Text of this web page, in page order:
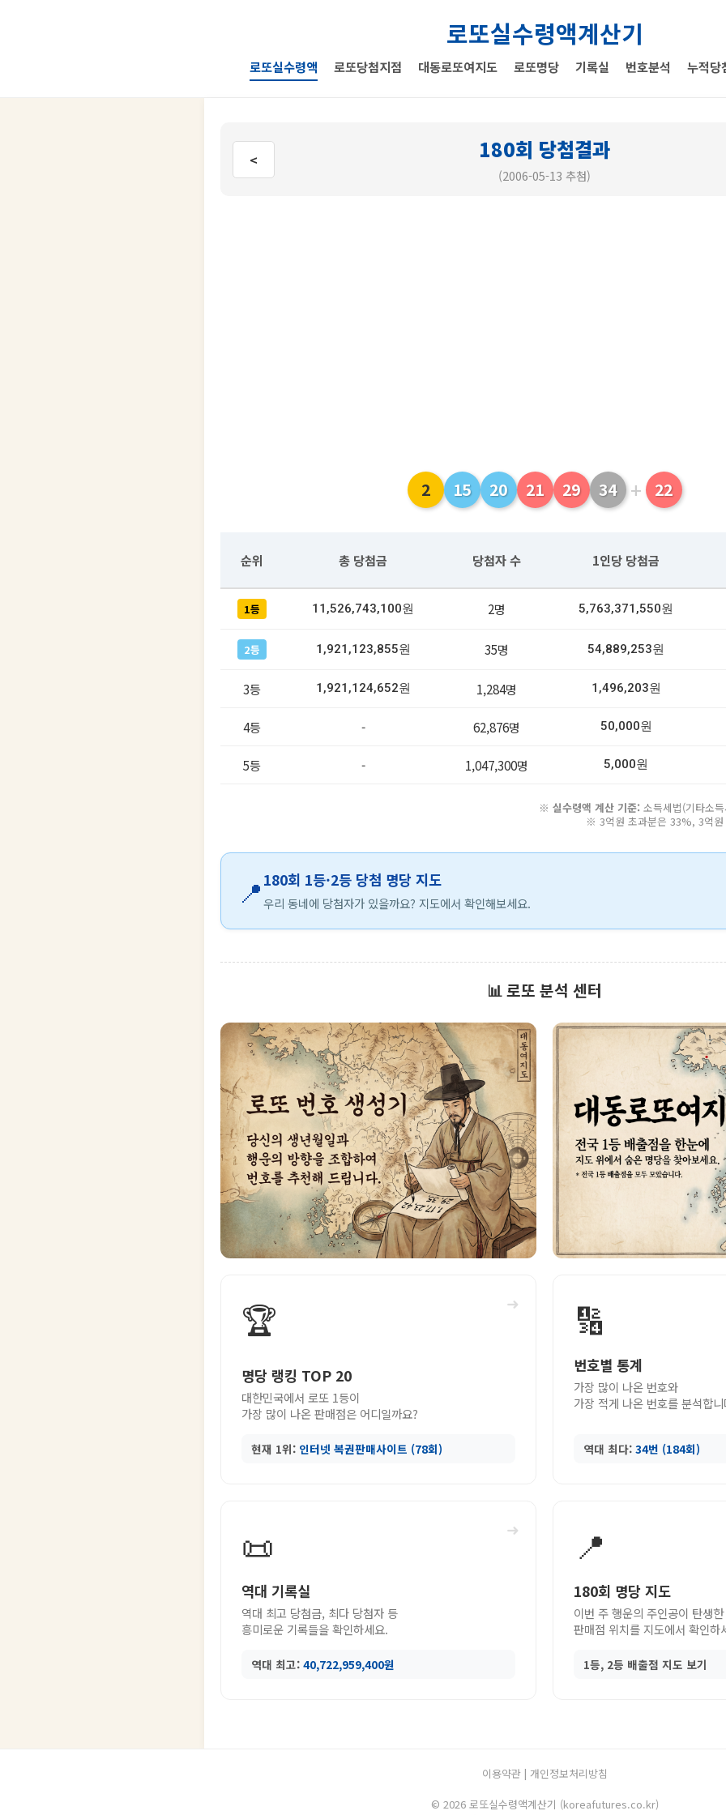
로또실수령액계산기
로또실수령액 로또당첨지점 대동로또여지도 로또명당 기록실 번호분석 누적당
< 180회 당첨결과
(2006-05-13 추첨)
2 15 20 21 29 34 + 22
순위 총 당첨금 당첨자 수 1인당 당첨금
1등 11,526,743,100원 2명 5,763,371,550원
2등 1,921,123,855원 35명 54,889,253원
3등 1,921,124,652원 1,284명 1,496,203원
4등 - 62,876명 50,000원
5등 - 1,047,300명 5,000원
※ 실수령액 계산 기준: 소득세법(기타소
※ 3억원 초과분은 33%, 3억
📍 180회 1등·2등 당첨 명당 지도
우리 동네에 당첨자가 있을까요? 지도에서 확인해보세요.
📊 로또 분석 센터
➜
🏆
명당 랭킹 TOP 20
대한민국에서 로또 1등이
가장 많이 나온 판매점은 어디일까요?
현재 1위: 인터넷 복권판매사이트 (78회)
🔢
번호별 통계
가장 많이 나온 번호와
가장 적게 나온 번호를 분석합
역대 최다: 34번 (184회)
➜
📜
역대 기록실
역대 최고 당첨금, 최다 당첨자 등
흥미로운 기록들을 확인하세요.
역대 최고: 40,722,959,400원
📍
180회 명당 지도
이번 주 행운의 주인공이 탄생한
판매점 위치를 지도에서 확인하
1등, 2등 배출점 지도 보기
이용약관| 개인정보처리방침
© 2026 로또실수령액계산기 (koreafutures.co.kr)